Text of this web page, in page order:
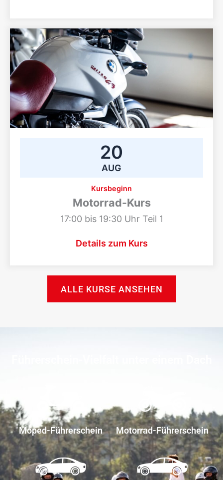
20
AUG
Kursbeginn
Motorrad-Kurs
17:00 bis 19:30 Uhr Teil 1
Details zum Kurs
ALLE KURSE ANSEHEN
Moped-Führerschein Motorrad-Führerschein